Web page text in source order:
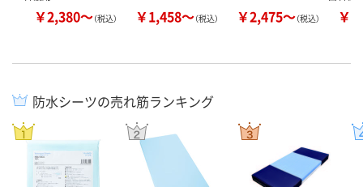
￥2,380～（税込） ￥1,458～（税込） ￥2,475～（税込） ￥
防水シーツの売れ筋ランキング